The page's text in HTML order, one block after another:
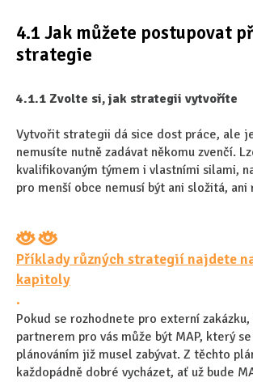
4.1 Jak můžete postupovat
strategie
4.1.1 Zvolte si, jak strategii vytvoříte
Vytvořit strategii dá sice dost práce, ale
nemusíte nutně zadávat někomu zvenčí.
kvalifikovaným týmem i vlastními silami,
pro menší obce nemusí být ani složitá, ani
Příklady různých strategií najdete
kapitoly
.
Pokud se rozhodnete pro externí zakázku,
partnerem pro vás může být MAP, který se
plánováním již musel zabývat. Z těchto
každopádně dobré vycházet, ať už bude